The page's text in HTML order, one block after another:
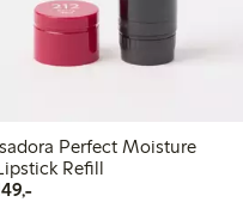
Perfect Moisture
Refill
149,00 kr